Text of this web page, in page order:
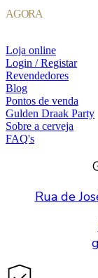
AGORA
Loja online
Login / Registar
Revendedores
Blog
Pontos de venda
Gulden Draak Party
Sobre a cerveja
FAQ's
Rua de